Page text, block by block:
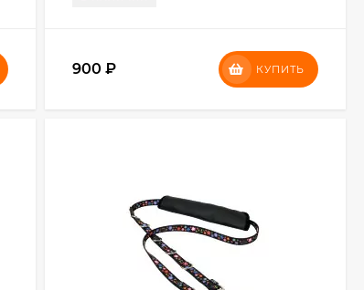
900 ₽ КУПИТЬ